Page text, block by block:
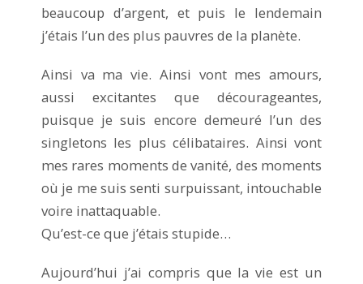
beaucoup d’argent, et puis le lendemain
j’étais l’un des plus pauvres de la planète.
Ainsi va ma vie. Ainsi vont mes amours,
aussi excitantes que décourageantes,
puisque je suis encore demeuré l’un des
singletons les plus célibataires. Ainsi vont
mes rares moments de vanité, des moments
où je me suis senti surpuissant, intouchable
voire inattaquable.
Qu’est-ce que j’étais stupide…
Aujourd’hui j’ai compris que la vie est un